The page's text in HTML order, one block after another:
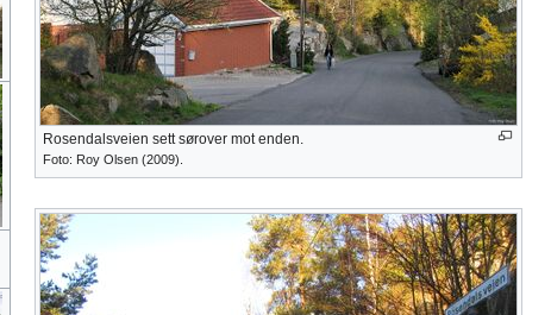
Rosendalsveien sett sørover mot enden.
Foto: Roy Olsen (2009).